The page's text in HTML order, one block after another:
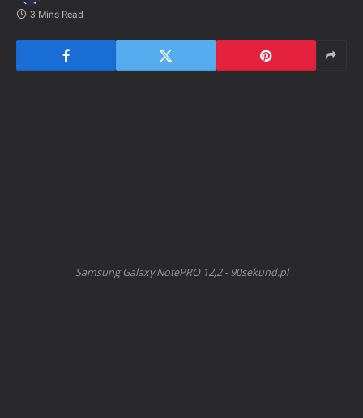
3 Mins Read
Samsung Galaxy NotePRO 12,2 - 90sekund.pl